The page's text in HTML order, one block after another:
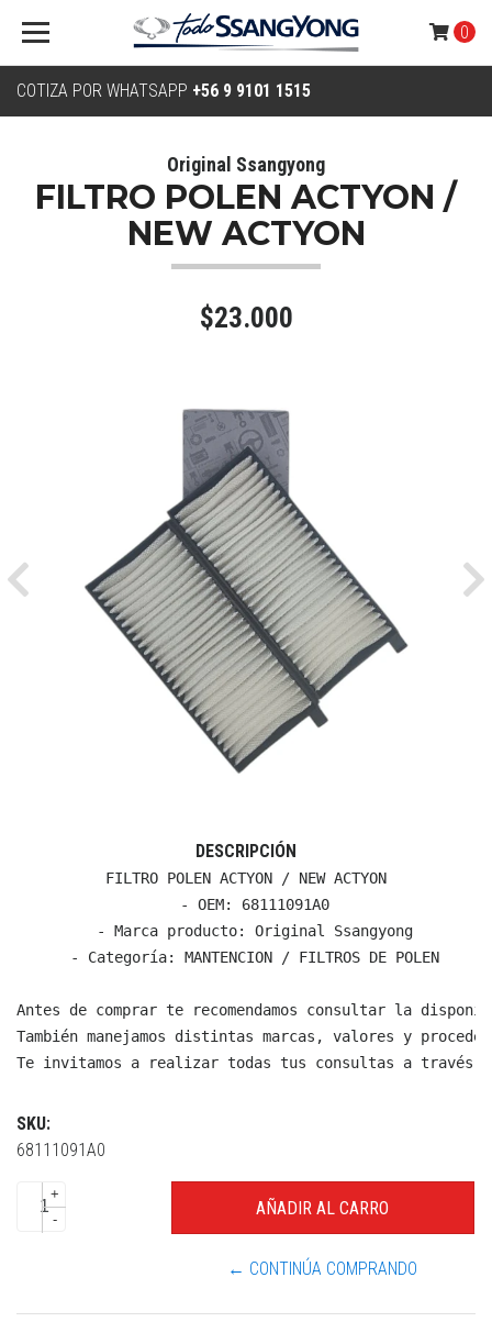
COTIZA POR WHATSAPP +56 9 9101 1515
0
Original Ssangyong
FILTRO POLEN ACTYON /
NEW ACTYON
$23.000
Previous
DESCRIPCIÓN
FILTRO POLEN ACTYON / NEW ACTYON
  - OEM: 68111091A0
  - Marca producto: Original Ssangyong
  - Categoría: MANTENCION / FILTROS DE POLEN
Antes de comprar te recomendamos consultar la
También manejamos distintas marcas, valores y
Te invitamos a realizar todas tus consultas a través
SKU:
68111091A0
+
-
← CONTINÚA COMPRANDO